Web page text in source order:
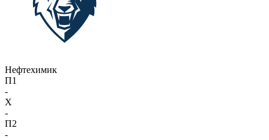
Нефтехимик
П1
-
X
-
П2
-